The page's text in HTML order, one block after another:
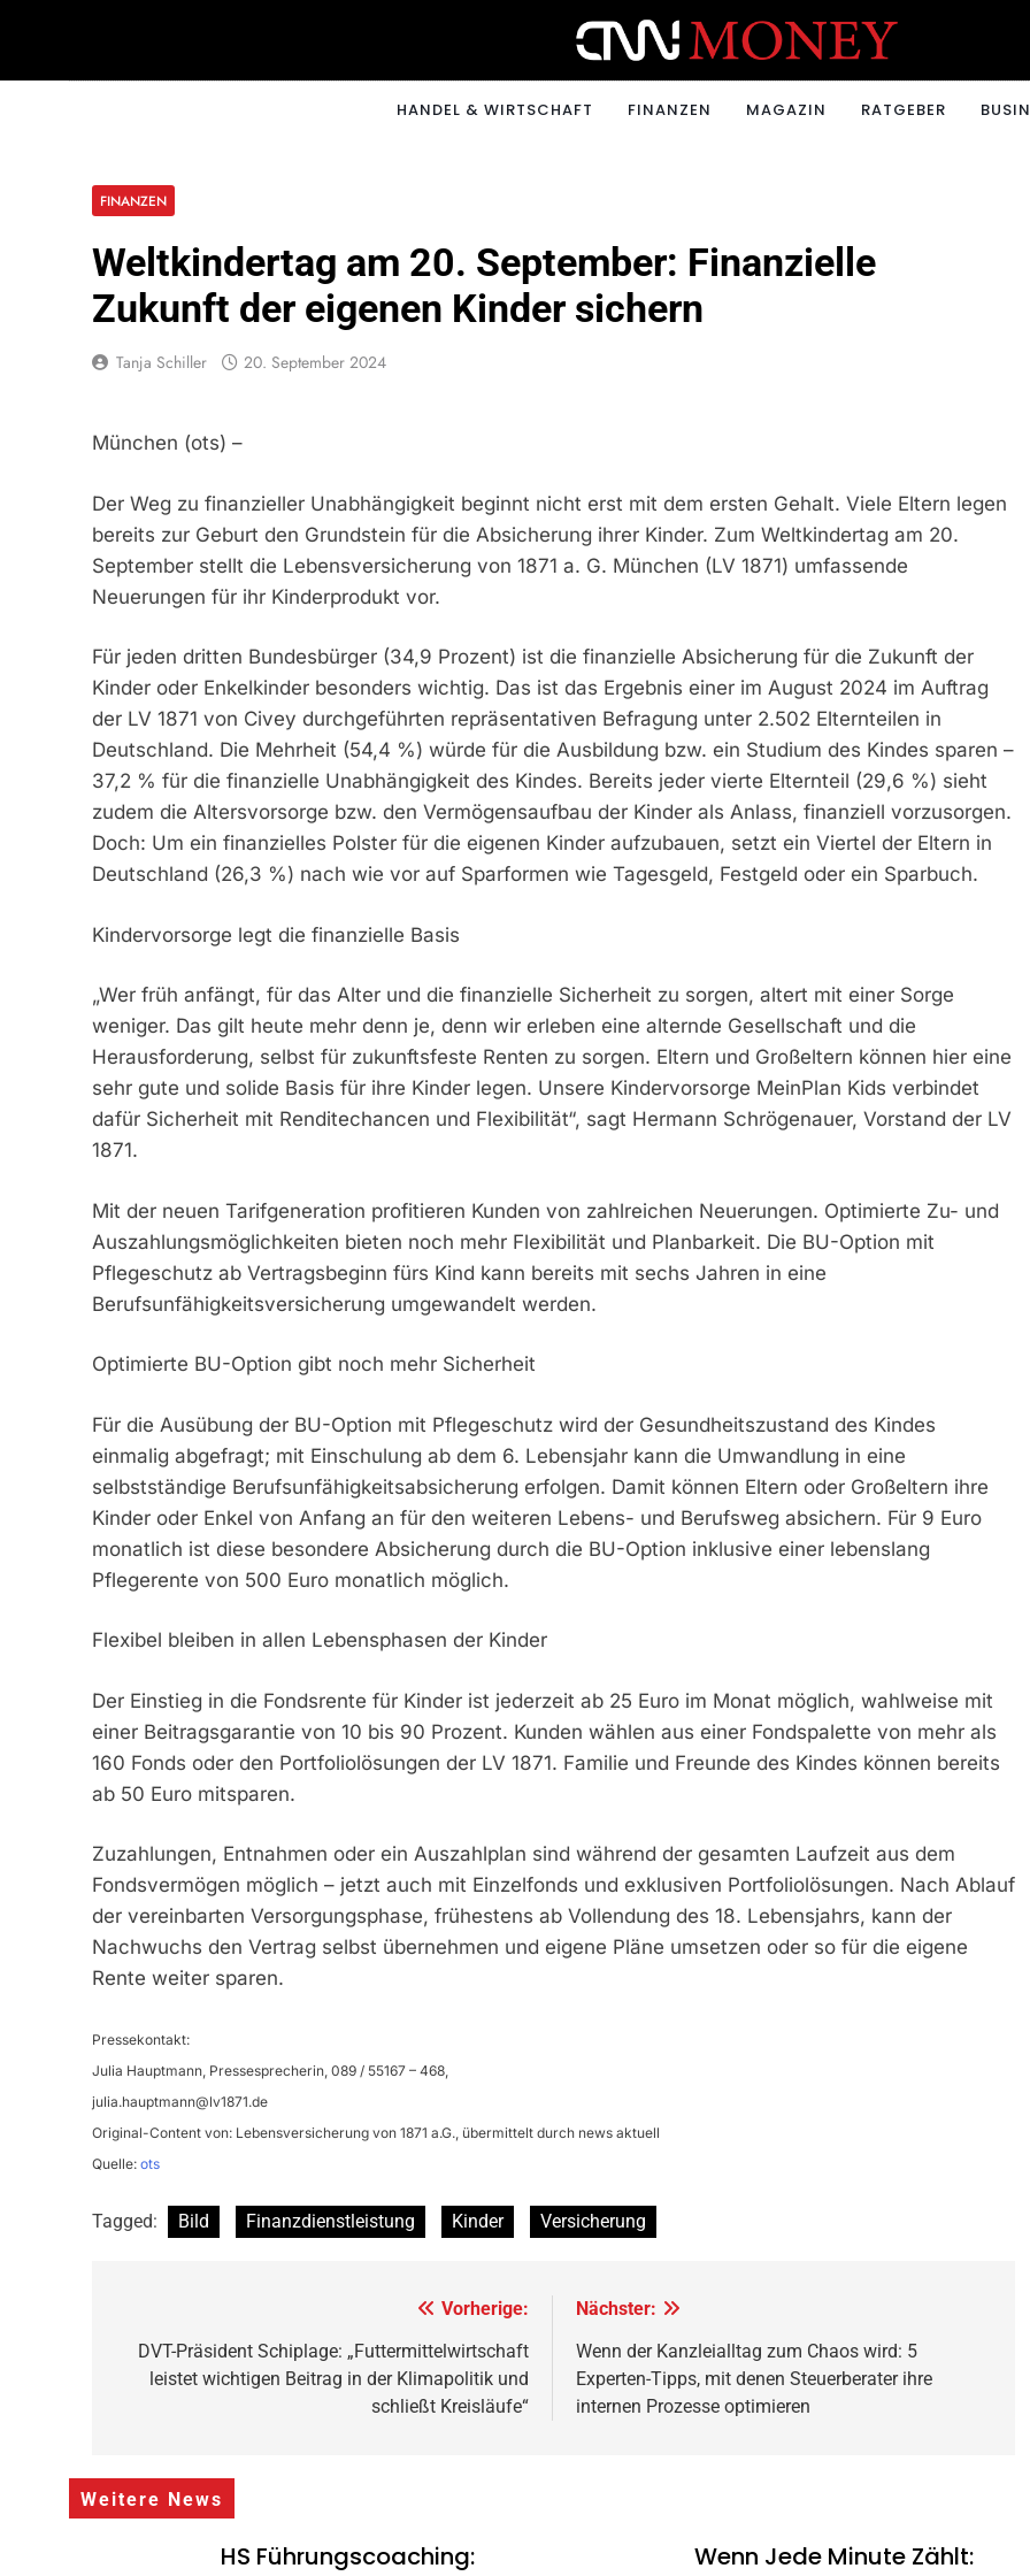
CNNMONEY.CH
HANDEL & WIRTSCHAFT FINANZEN MAGAZIN RATGEBER
FINANZEN
Weltkindertag am 20. September: Finanzielle
Zukunft der eigenen Kinder sichern
Tanja Schiller 20. September 2024
München (ots) –
Der Weg zu finanzieller Unabhängigkeit beginnt nicht erst mit dem ersten Gehalt. Viele Eltern legen
bereits zur Geburt den Grundstein für die Absicherung ihrer Kinder. Zum Weltkindertag am 20.
September stellt die Lebensversicherung von 1871 a. G. München (LV 1871) umfassende
Neuerungen für ihr Kinderprodukt vor.
Für jeden dritten Bundesbürger (34,9 Prozent) ist die finanzielle Absicherung für die Zukunft der
Kinder oder Enkelkinder besonders wichtig. Das ist das Ergebnis einer im August 2024 im Auftrag
der LV 1871 von Civey durchgeführten repräsentativen Befragung unter 2.502 Elternteilen in
Deutschland. Die Mehrheit (54,4 %) würde für die Ausbildung bzw. ein Studium des Kindes sparen –
37,2 % für die finanzielle Unabhängigkeit des Kindes. Bereits jeder vierte Elternteil (29,6 %) sieht
zudem die Altersvorsorge bzw. den Vermögensaufbau der Kinder als Anlass, finanziell vorzusorgen.
Doch: Um ein finanzielles Polster für die eigenen Kinder aufzubauen, setzt ein Viertel der Eltern in
Deutschland (26,3 %) nach wie vor auf Sparformen wie Tagesgeld, Festgeld oder ein Sparbuch.
Kindervorsorge legt die finanzielle Basis
„Wer früh anfängt, für das Alter und die finanzielle Sicherheit zu sorgen, altert mit einer Sorge
weniger. Das gilt heute mehr denn je, denn wir erleben eine alternde Gesellschaft und die
Herausforderung, selbst für zukunftsfeste Renten zu sorgen. Eltern und Großeltern können hier eine
sehr gute und solide Basis für ihre Kinder legen. Unsere Kindervorsorge MeinPlan Kids verbindet
dafür Sicherheit mit Renditechancen und Flexibilität“, sagt Hermann Schrögenauer, Vorstand der LV
1871.
Mit der neuen Tarifgeneration profitieren Kunden von zahlreichen Neuerungen. Optimierte Zu- und
Auszahlungsmöglichkeiten bieten noch mehr Flexibilität und Planbarkeit. Die BU-Option mit
Pflegeschutz ab Vertragsbeginn fürs Kind kann bereits mit sechs Jahren in eine
Berufsunfähigkeitsversicherung umgewandelt werden.
Optimierte BU-Option gibt noch mehr Sicherheit
Für die Ausübung der BU-Option mit Pflegeschutz wird der Gesundheitszustand des Kindes
einmalig abgefragt; mit Einschulung ab dem 6. Lebensjahr kann die Umwandlung in eine
selbstständige Berufsunfähigkeitsabsicherung erfolgen. Damit können Eltern oder Großeltern ihre
Kinder oder Enkel von Anfang an für den weiteren Lebens- und Berufsweg absichern. Für 9 Euro
monatlich ist diese besondere Absicherung durch die BU-Option inklusive einer lebenslang
Pflegerente von 500 Euro monatlich möglich.
Flexibel bleiben in allen Lebensphasen der Kinder
Der Einstieg in die Fondsrente für Kinder ist jederzeit ab 25 Euro im Monat möglich, wahlweise mit
einer Beitragsgarantie von 10 bis 90 Prozent. Kunden wählen aus einer Fondspalette von mehr als
160 Fonds oder den Portfoliolösungen der LV 1871. Familie und Freunde des Kindes können bereits
ab 50 Euro mitsparen.
Zuzahlungen, Entnahmen oder ein Auszahlplan sind während der gesamten Laufzeit aus dem
Fondsvermögen möglich – jetzt auch mit Einzelfonds und exklusiven Portfoliolösungen. Nach Ablauf
der vereinbarten Versorgungsphase, frühestens ab Vollendung des 18. Lebensjahrs, kann der
Nachwuchs den Vertrag selbst übernehmen und eigene Pläne umsetzen oder so für die eigene
Rente weiter sparen.
Pressekontakt:
Julia Hauptmann, Pressesprecherin, 089 / 55167 – 468,
julia.hauptmann@lv1871.de
Original-Content von: Lebensversicherung von 1871 a.G., übermittelt durch news aktuell
Quelle: ots
Tagged: Bild Finanzdienstleistung Kinder Versicherung
Vorherige:
DVT-Präsident Schiplage: „Futtermittelwirtschaft
leistet wichtigen Beitrag in der Klimapolitik und
schließt Kreisläufe“
Nächster:
Wenn der Kanzleialltag zum Chaos wird: 5
Experten-Tipps, mit denen Steuerberater ihre
internen Prozesse optimieren
Weitere News
HS Führungscoaching:
Wenn Jede Minute Zählt: